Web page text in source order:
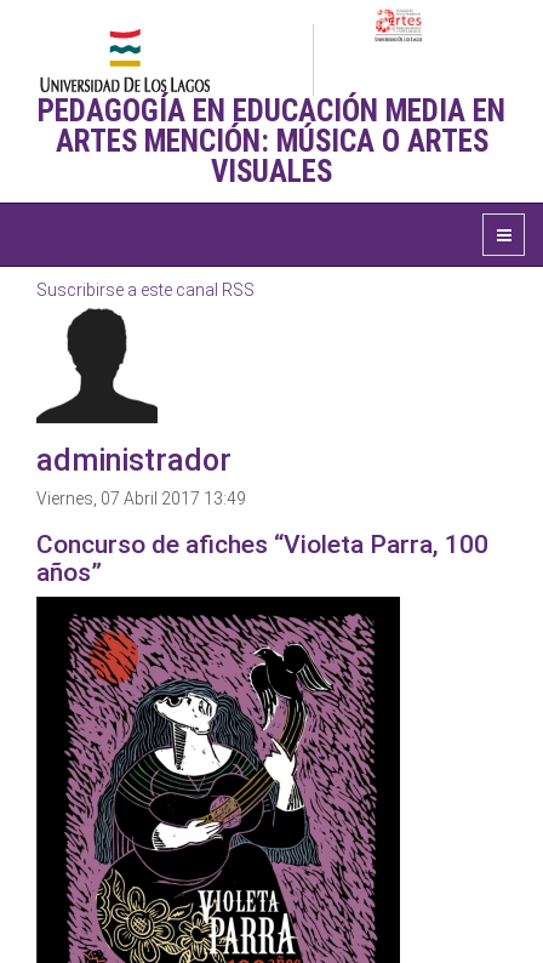
PEDAGOGÍA EN EDUCACIÓN MEDIA EN
ARTES MENCIÓN: MÚSICA O ARTES
VISUALES
Suscribirse a este canal RSS
administrador
Viernes, 07 Abril 2017 13:49
Concurso de afiches “Violeta Parra, 100
años”